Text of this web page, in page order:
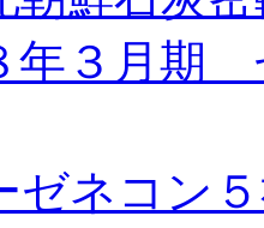
年３月期
ゼネコン